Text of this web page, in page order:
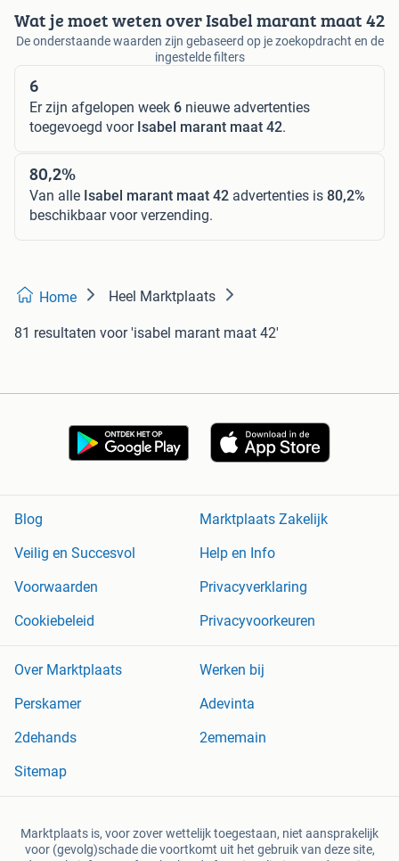
Wat je moet weten over Isabel marant maat 42
De onderstaande waarden zijn gebaseerd op je zoekopdracht en de
ingestelde filters
6
Er zijn afgelopen week 6 nieuwe advertenties
toegevoegd voor Isabel marant maat 42.
80,2%
Van alle Isabel marant maat 42 advertenties is 80,2%
beschikbaar voor verzending.
Home Heel Marktplaats
81 resultaten voor 'isabel marant maat 42'
Blog
Marktplaats Zakelijk
Veilig en Succesvol
Help en Info
Voorwaarden
Privacyverklaring
Cookiebeleid
Privacyvoorkeuren
Over Marktplaats
Werken bij
Perskamer
Adevinta
2dehands
2ememain
Sitemap
Marktplaats is, voor zover wettelijk toegestaan, niet aansprakelijk
voor (gevolg)schade die voortkomt uit het gebruik van deze site,